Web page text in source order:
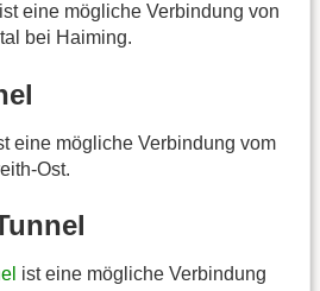
ist eine mögliche Verbindung von
bei Haiming.
eine mögliche Verbindung vom
Ost.
ist eine mögliche Verbindung